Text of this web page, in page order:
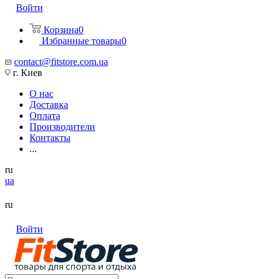
Войти
Корзина0
Избранные товары0
contact@fitstore.com.ua
г. Киев
О нас
Доставка
Оплата
Производители
Контакты
...
ru
ua
ru
Войти